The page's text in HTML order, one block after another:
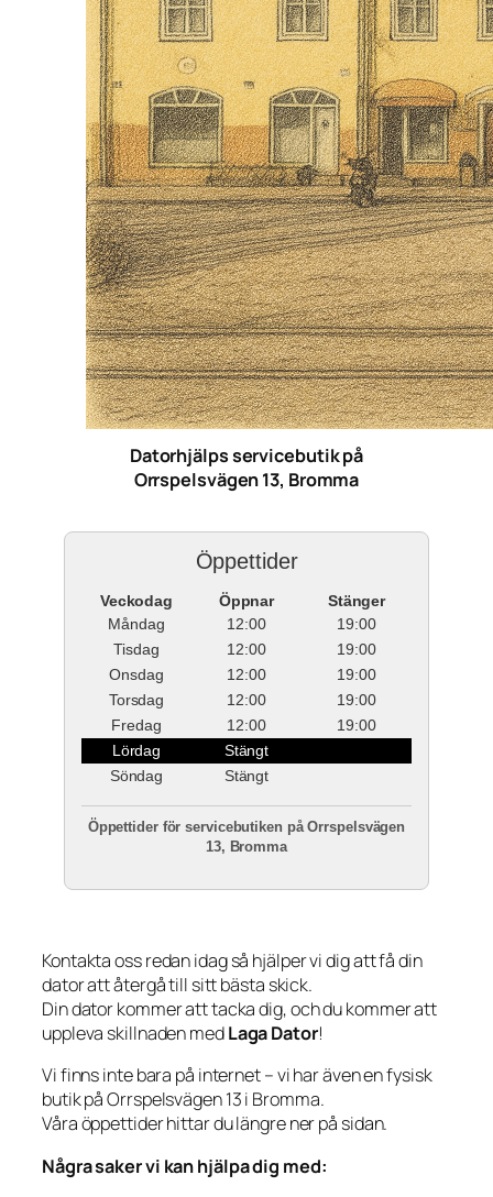
Datorhjälps servicebutik på
Orrspelsvägen 13, Bromma
Öppettider
Veckodag Öppnar
Stänger
Måndag
12:00
19:00
Tisdag
12:00
19:00
Onsdag
12:00
19:00
Torsdag
12:00
19:00
Fredag
12:00
19:00
Lördag
Stängt
Söndag
Stängt
Öppettider för servicebutiken på Orrspelsvägen
13, Bromma
Kontakta oss redan idag så hjälper vi dig att få din
dator att återgå till sitt bästa skick.
Din dator kommer att tacka dig, och du kommer att
uppleva skillnaden medLaga Dator!
Vi finns inte bara på internet – vi har även en fysisk
butik på Orrspelsvägen 13 i Bromma.
Våra öppettider hittar du längre ner på sidan.
Några saker vi kan hjälpa dig med: